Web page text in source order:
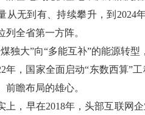
从无到有、持续攀升，到2024
列全省第一方阵。
独大”向“多能互补”的能源转
年，国家全面启动“东数西算”
前瞻布局的雄心。
上，早在2018年，头部互联网